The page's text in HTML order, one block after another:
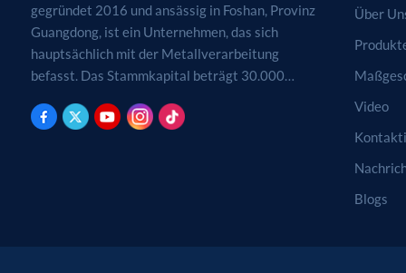
gegründet 2016 und ansässig in Foshan, Provinz
Guangdong, ist ein Unternehmen, das sich
hauptsächlich mit der Metallverarbeitung
befasst. Das Stammkapital beträgt 30.000
Produktion und der Vertrieb von
Über
Video
Blogs